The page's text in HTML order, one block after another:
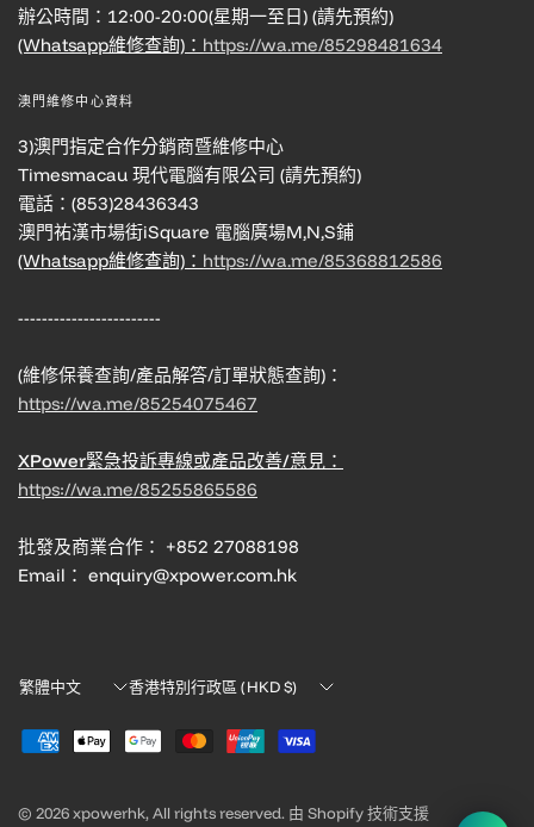
辦公時間：12:00-20:00(星期一至日) (請先預約)
(Whatsapp維修查詢)： https://wa.me/85298481634
澳門維修中心資料
3)澳門指定合作分銷商暨維修中心
Timesmacau 現代電腦有限公司 (請先預約)
電話：(853)28436343
澳門祐漢市場街iSquare 電腦廣場M,N,S鋪
(Whatsapp維修查詢)： https://wa.me/85368812586
------------------------
(維修保養查詢/產品解答/訂單狀態查詢)：
https://wa.me/85254075467
XPower緊急投訴專線或產品改善/意見：
https://wa.me/85255865586
批發及商業合作： +852 27088198
Email： enquiry@xpower.com.hk
Translation
zh-
TW.localization.update_country
Translation
zh-
TW.localization.update_country
© 2026 xpowerhk, All rights reserved. 由 Shopify 技術支援